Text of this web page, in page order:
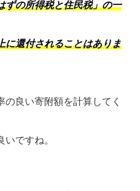
ずの所得税と住民税」の一
に還付されることはありま
良い寄附額を計算してく
ですね。